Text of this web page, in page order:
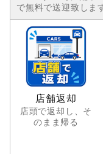
で無料で送迎致しま
店舗返却
店頭で返却し、そ
のまま帰る